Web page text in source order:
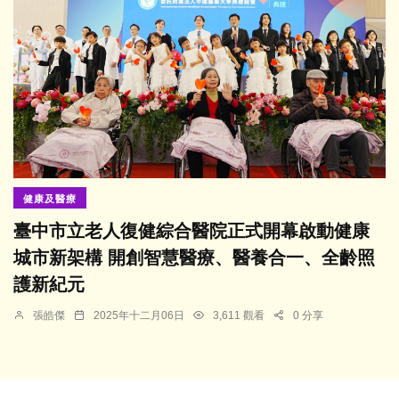
健康及醫療
臺中市立老人復健綜合醫院正式開幕啟動健康
城市新架構 開創智慧醫療、醫養合一、全齡照
護新紀元
張皓傑 2025年十二月06日 3,611 觀看 0 分享